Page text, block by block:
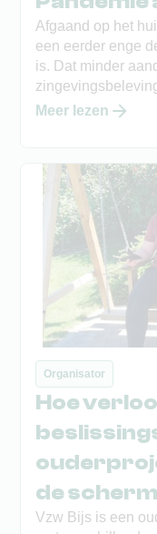
Afgaand op het
een eerder enge
is. Dat minder
een beetje over
aanzet zijn om
Meer lezen
Organisator
Hoe
de
Vzw Bijs is een